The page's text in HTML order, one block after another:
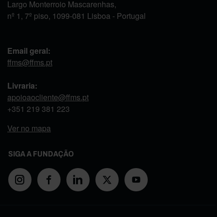
Largo Monterroio Mascarenhas,
nº 1, 7º piso, 1099-081 Lisboa - Portugal
Email geral:
ffms@ffms.pt
Livraria:
apoioaocliente@ffms.pt
+351 219 381 223
Ver no mapa
SIGA A FUNDAÇÃO